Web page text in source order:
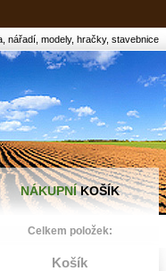
nářadí, modely, hračky, stavebnice
NÁKUPNÍKOŠÍK
Celkem položek:
Košík